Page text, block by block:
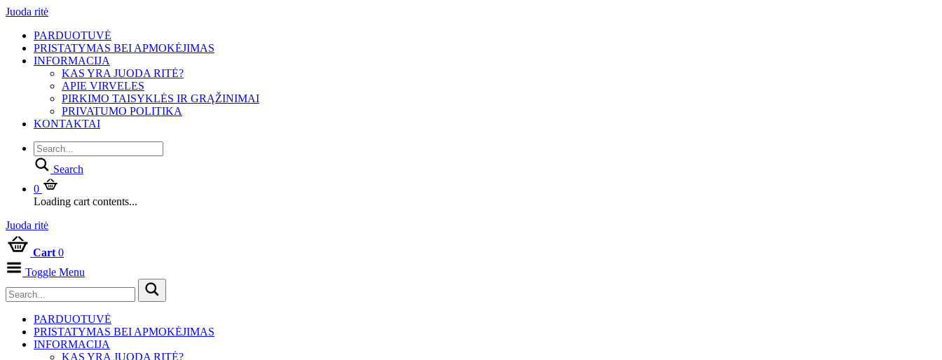
Juoda ritė
PARDUOTUVĖ
PRISTATYMAS BEI APMOKĖJIMAS
INFORMACIJA
KAS YRA JUODA RITĖ?
APIE VIRVELES
PIRKIMO TAISYKLĖS IR GRĄŽINIMAI
PRIVATUMO POLITIKA
KONTAKTAI
Search
0
Loading cart contents...
Juoda ritė
Cart 0
Toggle Menu
PARDUOTUVĖ
PRISTATYMAS BEI APMOKĖJIMAS
INFORMACIJA
KAS YRA JUODA RITĖ?